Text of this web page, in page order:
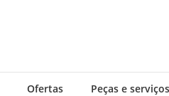
Ofertas Peças e serviços